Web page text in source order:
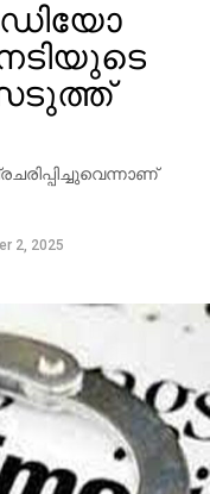
2, 2025